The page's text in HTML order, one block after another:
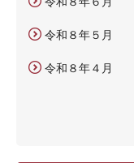
令和８年５月
令和８年４月